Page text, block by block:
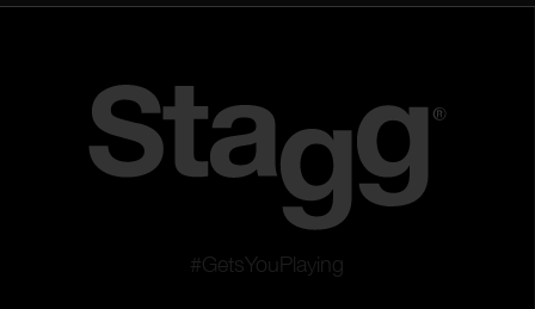
#GetsYouPlaying